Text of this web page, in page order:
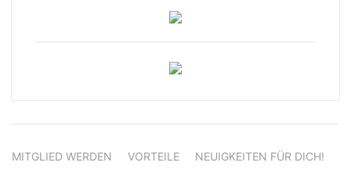
MITGLIED WERDEN VORTEILE NEUIGKEITEN FÜR DICH!